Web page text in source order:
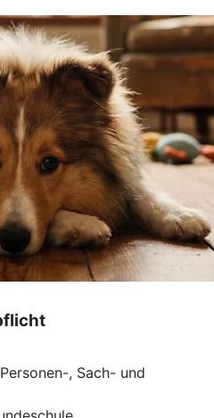
, Sach- und